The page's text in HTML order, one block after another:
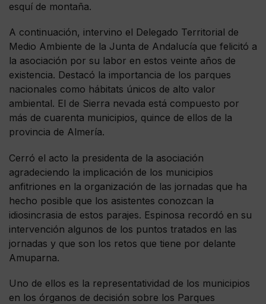
esquí de montaña.
A continuación, intervino el Delegado Territorial de
Medio Ambiente de la Junta de Andalucía que felicitó a
la asociación por su labor en estos veinte años de
existencia. Destacó la importancia de los parques
nacionales como hábitats únicos de alto valor
ambiental. El de Sierra nevada está compuesto por
más de cuarenta municipios, quince de ellos de la
provincia de Almería.
Cerró el acto la presidenta de la asociación
agradeciendo la implicación de los municipios
anfitriones en la organización de las jornadas que ha
hecho posible que los asistentes conozcan la
idiosincrasia de estos parajes. Espinosa recordó en su
intervención algunos de los puntos tratados en las
jornadas y que son los retos que tiene por delante
Amuparna.
Uno de ellos es la representatividad de los municipios
en los órganos de decisión sobre los Parques